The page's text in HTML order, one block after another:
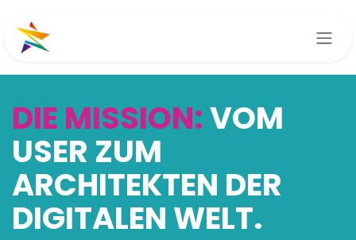
DIE MISSION:VOM
USER ZUM
ARCHITEKTEN DER
DIGITALEN WELT.